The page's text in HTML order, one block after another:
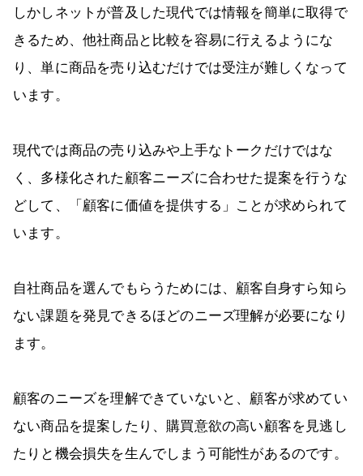
しかしネットが普及した現代では情報を簡単に取得で
きるため、他社商品と比較を容易に行えるようにな
り、単に商品を売り込むだけでは受注が難しくなって
います。
現代では商品の売り込みや上手なトークだけではな
く、多様化された顧客ニーズに合わせた提案を行うな
どして、「顧客に価値を提供する」ことが求められて
います。
自社商品を選んでもらうためには、顧客自身すら知ら
ない課題を発見できるほどのニーズ理解が必要になり
ます。
顧客のニーズを理解できていないと、顧客が求めてい
ない商品を提案したり、購買意欲の高い顧客を見逃し
たりと機会損失を生んでしまう可能性があるのです。